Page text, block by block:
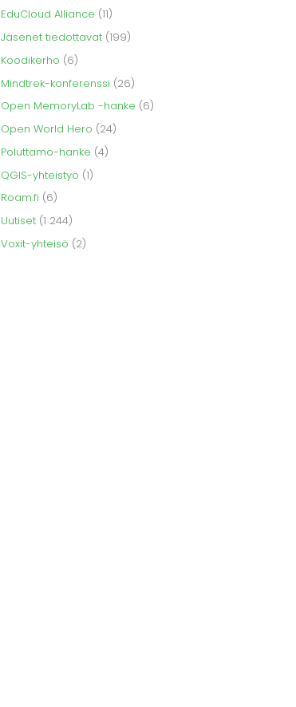
EduCloud Alliance (11)
Jäsenet tiedottavat (199)
Koodikerho (6)
Mindtrek-konferenssi (26)
Open MemoryLab -hanke (6)
Open World Hero (24)
Poluttamo-hanke (4)
QGIS-yhteistyö (1)
Roam.fi (6)
Uutiset (1 244)
Voxit-yhteisö (2)